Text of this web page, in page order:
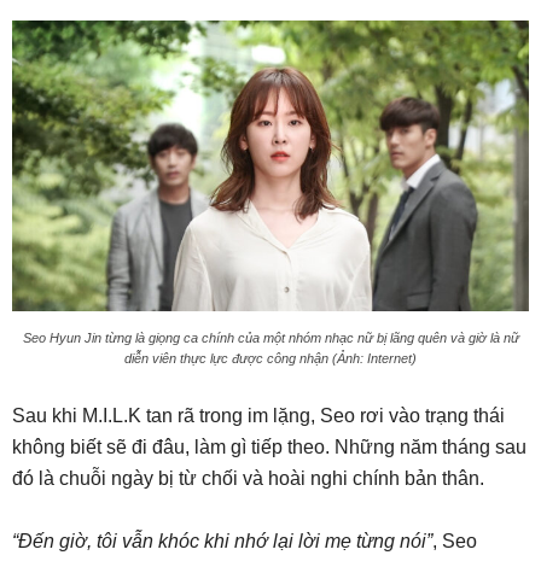
Seo Hyun Jin từng là giọng ca chính của một nhóm nhạc nữ bị lãng quên và giờ là nữ
diễn viên thực lực được công nhận (Ảnh: Internet)
Sau khi M.I.L.K tan rã trong im lặng, Seo rơi vào trạng thái
không biết sẽ đi đâu, làm gì tiếp theo. Những năm tháng sau
đó là chuỗi ngày bị từ chối và hoài nghi chính bản thân.
“Đến giờ, tôi vẫn khóc khi nhớ lại lời mẹ từng nói”, Seo